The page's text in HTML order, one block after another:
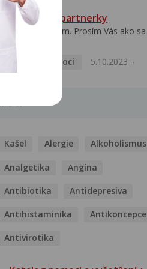
HPV typ 52 u partnerky
Dobrý deň prajem. Prosím Vás ako sa
Pohlavní nemoci
5.10.2023
Kašel Alergie Alkoholismus
Analgetika Angína
Antibiotika Antidepresiva
Antihistaminika Antikoncepce
Antivirotika